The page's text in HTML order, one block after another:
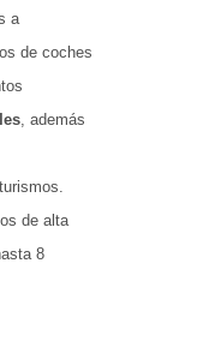
a
de coches
, además
de alta
8